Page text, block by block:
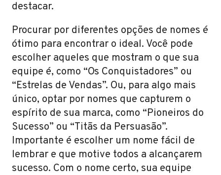
destacar.
Procurar por diferentes opções de nomes é
ótimo para encontrar o ideal. Você pode
escolher aqueles que mostram o que sua
equipe é, como “Os Conquistadores” ou
“Estrelas de Vendas”. Ou, para algo mais
único, optar por nomes que capturem o
espírito de sua marca, como “Pioneiros do
Sucesso” ou “Titãs da Persuasão”.
Importante é escolher um nome fácil de
lembrar e que motive todos a alcançarem
sucesso. Com o nome certo, sua equipe